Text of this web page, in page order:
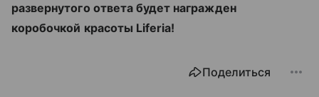
развернутого ответа будет награжден
коробочкой красоты Liferia!
Поделиться